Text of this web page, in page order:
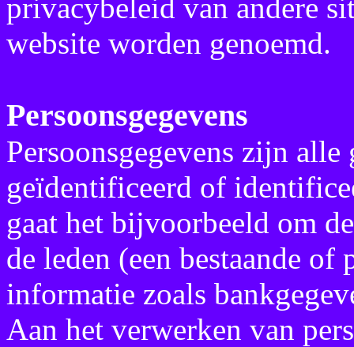
privacybeleid van andere
website worden genoemd.
Persoonsgegevens
Persoonsgegevens zijn alle
geïdentificeerd of
gaat het bijvoorbeeld om
de leden (een bestaande
informatie zoals
Aan het verwerken van